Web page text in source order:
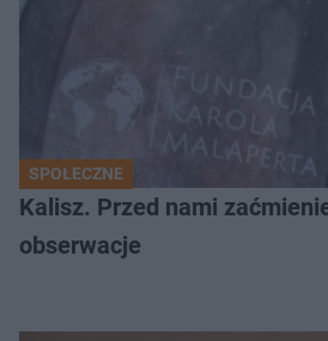
SPOŁECZNE
Kalisz. Przed nami
obserwacje